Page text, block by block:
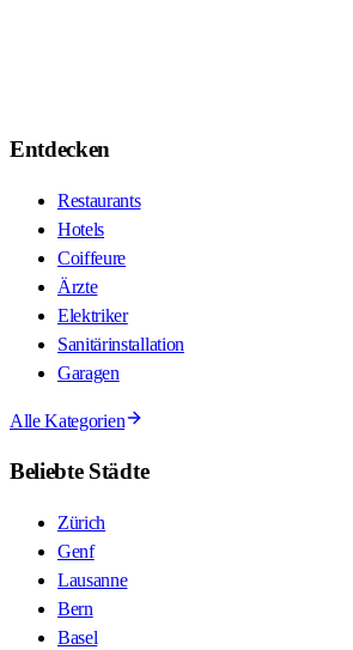
Entdecken
Restaurants
Hotels
Coiffeure
Ärzte
Elektriker
Sanitärinstallation
Garagen
Alle Kategorien
Beliebte Städte
Zürich
Genf
Lausanne
Bern
Basel